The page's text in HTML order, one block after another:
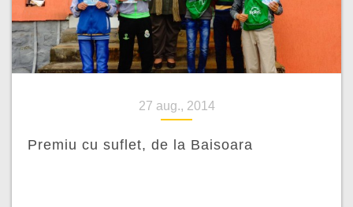
27 aug., 2014
Premiu cu suflet, de la Baisoara